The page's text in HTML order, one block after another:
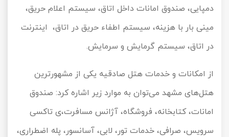
دمپایی، صندوق امانات داخل اتاق، سیستم اعلام حریق،
مینی بار با هزینه، سیستم اطفاء حریق در اتاق، اینترنت
در اتاق، سیستم گرمایش و سرمایش.
از امکانات و خدمات هتل صادقیه یکی از مشهورترین
هتل‌های مشهد می‌توان به موارد زیر اشاره کرد: صندوق
امانات، کتابخانه، فروشگاه، آژانس مسافرت،ی تاکسی
سرویس، صرافی، خدمات تور، لابی، آسانسور، پله اضطراری،